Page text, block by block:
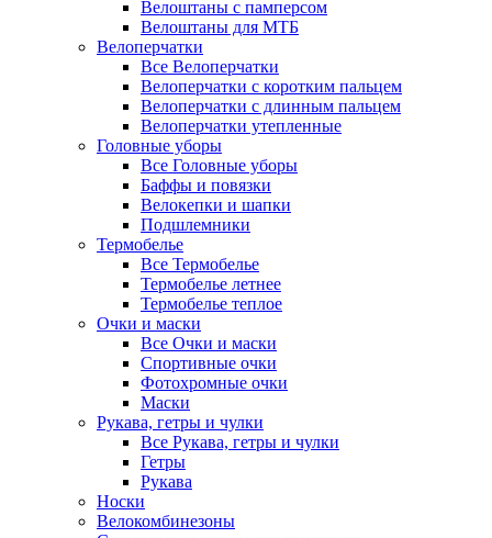
Велоштаны с памперсом
Велоштаны для МТБ
Велоперчатки
Все Велоперчатки
Велоперчатки с коротким пальцем
Велоперчатки с длинным пальцем
Велоперчатки утепленные
Головные уборы
Все Головные уборы
Баффы и повязки
Велокепки и шапки
Подшлемники
Термобелье
Все Термобелье
Термобелье летнее
Термобелье теплое
Очки и маски
Все Очки и маски
Спортивные очки
Фотохромные очки
Маски
Рукава, гетры и чулки
Все Рукава, гетры и чулки
Гетры
Рукава
Носки
Велокомбинезоны